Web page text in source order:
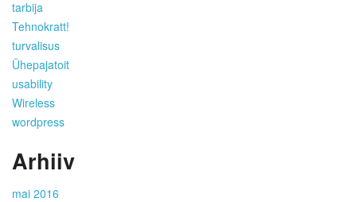
tarbija
Tehnokratt!
turvalisus
Ühepajatoit
usability
Wireless
wordpress
Arhiiv
mai 2016